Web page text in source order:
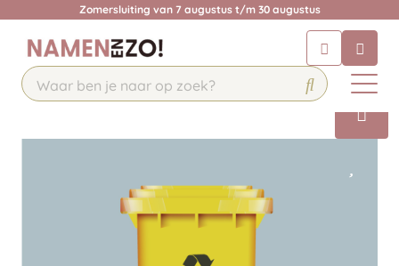
Zomersluiting van 7 augustus t/m 30 augustus
Chat 24/7 met onze chatbot voor
hulp
Contact